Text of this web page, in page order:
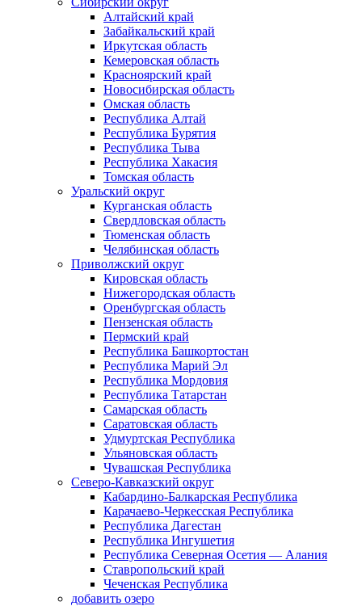
Алтайский край
Забайкальский край
Иркутская область
Кемеровская область
Красноярский край
Новосибирская область
Омская область
Республика Алтай
Республика Бурятия
Республика Тыва
Республика Хакасия
Томская область
Уральский округ
Курганская область
Свердловская область
Тюменская область
Челябинская область
Приволжский округ
Кировская область
Нижегородская область
Оренбургская область
Пензенская область
Пермский край
Республика Башкортостан
Республика Марий Эл
Республика Мордовия
Республика Татарстан
Самарская область
Саратовская область
Удмуртская Республика
Ульяновская область
Чувашская Республика
Северо-Кавказский округ
Кабардино-Балкарская Республика
Карачаево-Черкесская Республика
Республика Дагестан
Республика Ингушетия
Республика Северная Осетия — Алания
Ставропольский край
Чеченская Республика
добавить озеро